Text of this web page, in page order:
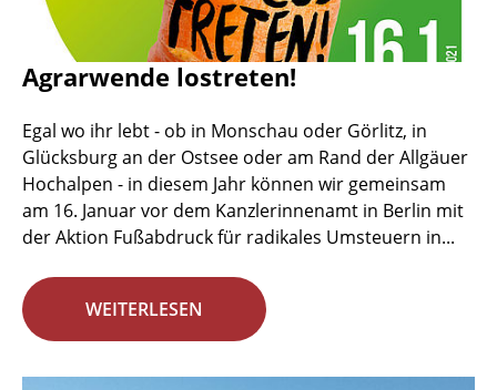
Agrarwende lostreten!
Egal wo ihr lebt - ob in Monschau oder Görlitz, in
Glücksburg an der Ostsee oder am Rand der Allgäuer
Hochalpen - in diesem Jahr können wir gemeinsam
am 16. Januar vor dem Kanzlerinnenamt in Berlin mit
der Aktion Fußabdruck für radikales Umsteuern in...
WEITERLESEN